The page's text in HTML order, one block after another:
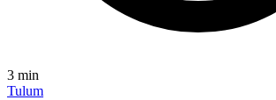
3 min
Tulum